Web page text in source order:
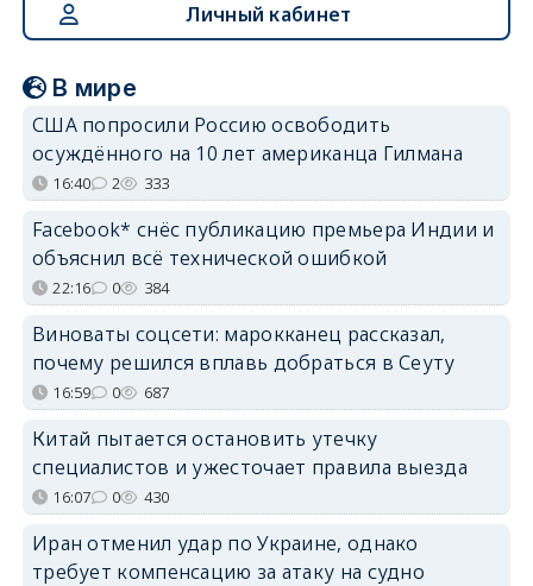
Личный кабинет
В мире
США попросили Россию освободить
осуждённого на 10 лет американца Гилмана
16:40 2 333
Facebook* снёс публикацию премьера Индии и
объяснил всё технической ошибкой
22:16 0 384
Виноваты соцсети: марокканец рассказал,
почему решился вплавь добраться в Сеуту
16:59 0 687
Китай пытается остановить утечку
специалистов и ужесточает правила выезда
16:07 0 430
Иран отменил удар по Украине, однако
требует компенсацию за атаку на судно